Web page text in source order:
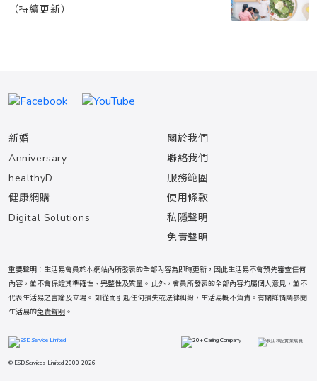
（持續更新）
新婚
Anniversary
healthyD
健康網購
Digital Solutions
關於我們
聯絡我們
服務範圍
使用條款
私隱聲明
免責聲明
重要聲明：生活易會員於本網站內所發表的全部內容為即時更新，因此生活易不會預先審查任何
內容，並不會保證其準確性、完整性及質量。 此外，會員所發表的全部內容均屬個人意見，並不
代表生活易之言論及立場。 如從而引起任何損失或法律糾紛，生活易概不負責。有關詳情請參閱
生活易的免責聲明 。
© ESD Services Limited 2000-2026